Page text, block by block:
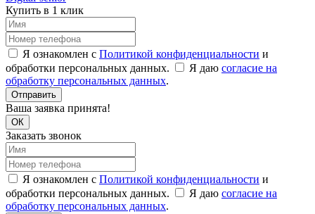
Купить в 1 клик
Я ознакомлен с Политикой конфиденциальности и
обработки персональных данных.
Я даю согласие на
обработку персональных данных.
Отправить
Ваша заявка принята!
ОК
Заказать звонок
Я ознакомлен с Политикой конфиденциальности и
обработки персональных данных.
Я даю согласие на
обработку персональных данных.